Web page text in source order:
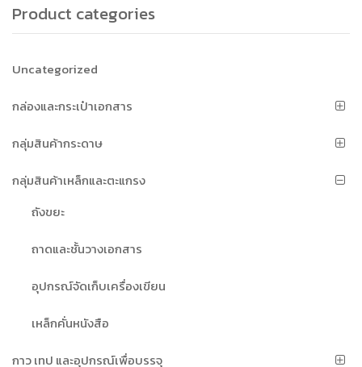
Product categories
Uncategorized
กล่องและกระเป๋าเอกสาร
กลุ่มสินค้ากระดาษ
กลุ่มสินค้าเหล็กและตะแกรง
ถังขยะ
ถาดและชั้นวางเอกสาร
อุปกรณ์จัดเก็บเครื่องเขียน
เหล็กคั่นหนังสือ
กาว เทป และอุปกรณ์เพื่อบรรจุ